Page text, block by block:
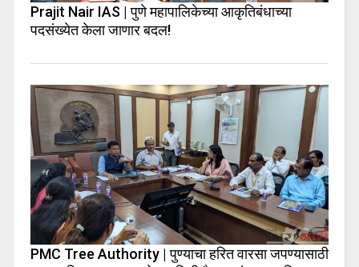
Prajit Nair IAS | पुणे महापालिकेच्या आकृतिबंधाच्या
पदसंख्येत केला जाणार बदल!
PMC Tree Authority | पुण्याचा हरित वारसा जपण्यासाठी